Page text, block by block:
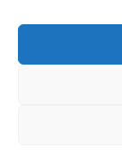
Regione Lazio
Sarah Grieco